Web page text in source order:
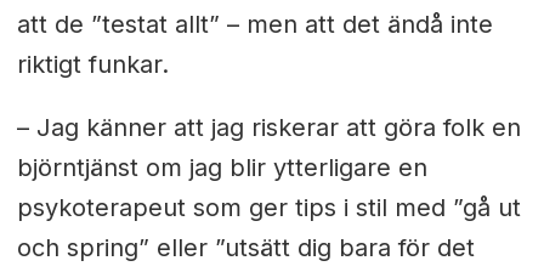
att de ”testat allt” – men att det ändå inte
riktigt funkar.
– Jag känner att jag riskerar att göra folk en
björntjänst om jag blir ytterligare en
psykoterapeut som ger tips i stil med ”gå ut
och spring” eller ”utsätt dig bara för det